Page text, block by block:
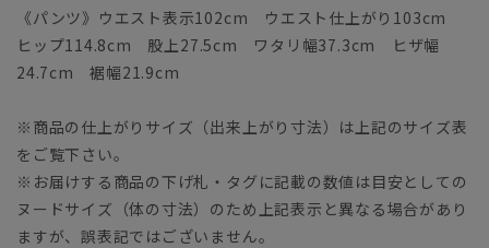
《パンツ》ウエスト表示102cm ウエスト仕上がり103cm
ヒップ114.8cm 股上27.5cm ワタリ幅37.3cm ヒザ幅
24.7cm 裾幅21.9cm
※商品の仕上がりサイズ（出来上がり寸法）は上記のサイズ表
をご覧下さい。
※お届けする商品の下げ札・タグに記載の数値は目安としての
ヌードサイズ（体の寸法）のため上記表示と異なる場合があり
ますが、誤表記ではございません。